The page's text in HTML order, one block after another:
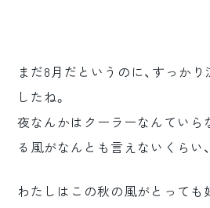
ロゴマーク制作
まだ8月だというのに、すっか
したね。
夜なんかはクーラーなんていら
る風がなんとも言えないくらい
わたしはこの秋の風がとっても